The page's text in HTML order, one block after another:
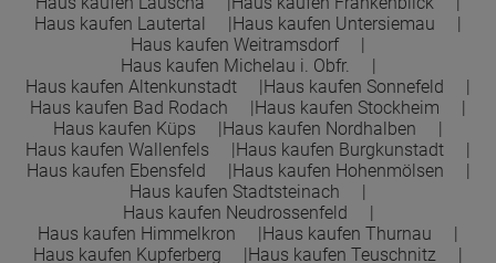
Haus kaufen Lautertal
Haus kaufen Untersiemau
Haus kaufen Weitramsdorf
Haus kaufen Michelau i. Obfr.
Haus kaufen Altenkunstadt
Haus kaufen Sonnefeld
Haus kaufen Bad Rodach
Haus kaufen Stockheim
Haus kaufen Küps
Haus kaufen Nordhalben
Haus kaufen Wallenfels
Haus kaufen Burgkunstadt
Haus kaufen Ebensfeld
Haus kaufen Hohenmölsen
Haus kaufen Stadtsteinach
Haus kaufen Neudrossenfeld
Haus kaufen Himmelkron
Haus kaufen Thurnau
Haus kaufen Kupferberg
Haus kaufen Teuschnitz